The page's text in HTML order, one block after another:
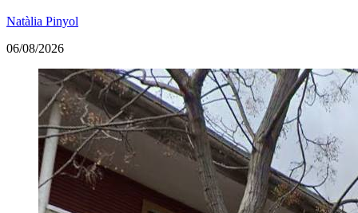
Natàlia Pinyol
06/08/2026